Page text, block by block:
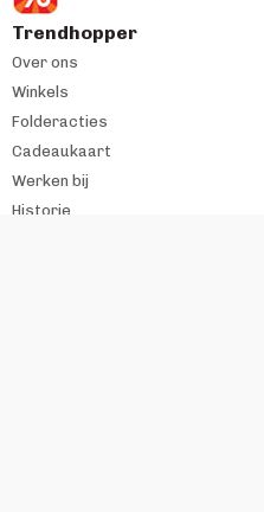
Trendhopper
Over ons
Winkels
Folderacties
Cadeaukaart
Werken bij
Historie